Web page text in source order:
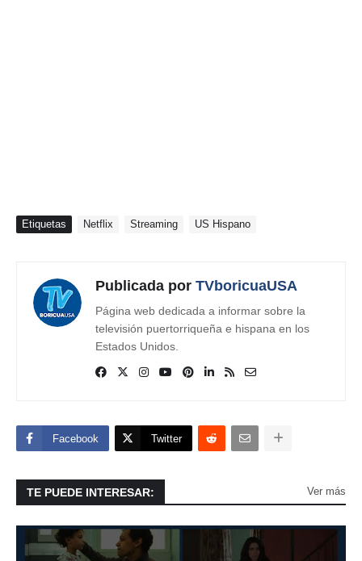
Etiquetas Netflix Streaming US Hispano
Publicada por TVboricuaUSA
Página web dedicada a informar sobre la
televisión puertorriqueña e hispana en los
Estados Unidos.
Facebook Twitter
TE PUEDE INTERESAR: Ver más